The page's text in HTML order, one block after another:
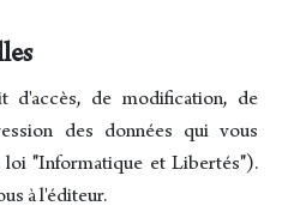
d'accès, de modification, de
des données qui vous
"Informatique et Libertés").
à l'éditeur.